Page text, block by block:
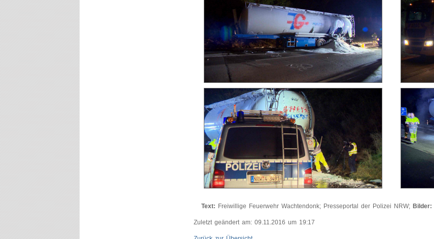
Text: Freiwillige Feuerwehr Wachtendonk; Presseportal der Polizei NRW; Bilder:
Zuletzt geändert am: 09.11.2016 um 19:17